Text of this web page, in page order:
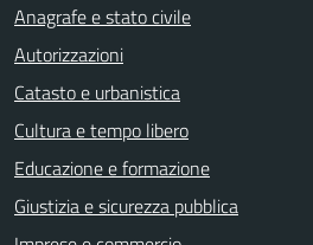
Anagrafe e stato civile
Autorizzazioni
Catasto e urbanistica
Cultura e tempo libero
Educazione e formazione
Giustizia e sicurezza pubblica